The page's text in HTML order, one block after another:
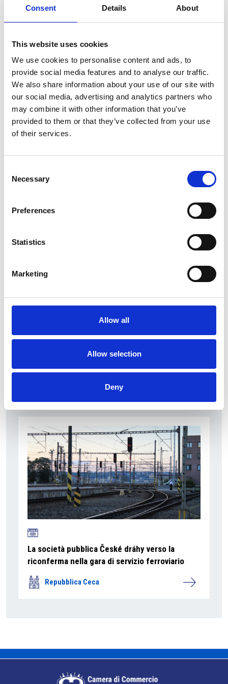
Consent Details About
This website uses cookies
We use cookies to personalise content and ads, to
provide social media features and to analyse our traffic.
We also share information about your use of our site with
our social media, advertising and analytics partners who
may combine it with other information that you’ve
provided to them or that they’ve collected from your use
of their services.
Selection
Necessary
Preferences
Statistics
Marketing
Allow all
Allow selection
Deny
Nel primo semestre è aumentata fortemente la
Repubblica Ceca
La Škoda avvia la produzione del suo SUV Peaq
La società pubblica České dráhy verso la
riconferma nella gara di servizio ferroviario
Repubblica Ceca